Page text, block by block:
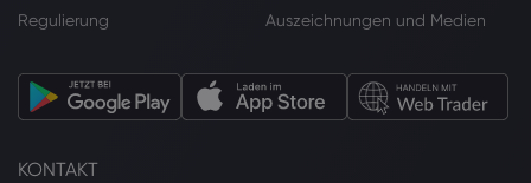
Regulierung
Auszeichnungen und Medien
KONTAKT